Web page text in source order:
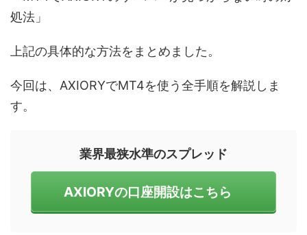
処法」
上記の具体的な方法をまとめました。
今回は、AXIORYでMT4を使う全手順を解説しま
す。
業界最狭水準のスプレッド
AXIORYの口座開設はこちら